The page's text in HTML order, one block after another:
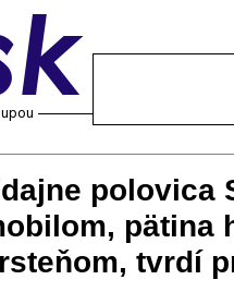
polovica
pätina
tvrdí